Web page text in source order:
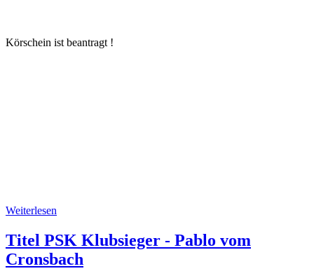
Körschein ist beantragt !
Weiterlesen
Titel PSK Klubsieger - Pablo vom
Cronsbach